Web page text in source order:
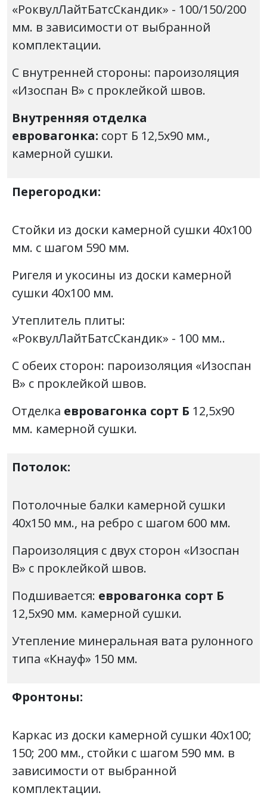
«РоквулЛайтБатсСкандик» - 100/150/200
мм. в зависимости от выбранной
комплектации.
С внутренней стороны: пароизоляция
«Изоспан В» с проклейкой швов.
Внутренняя отделка
евровагонка: сорт Б 12,5х90 мм.,
камерной сушки.
Перегородки:
Стойки из доски камерной сушки 40х100
мм. с шагом 590 мм.
Ригеля и укосины из доски камерной
сушки 40х100 мм.
Утеплитель плиты:
«РоквулЛайтБатсСкандик» - 100 мм..
С обеих сторон: пароизоляция «Изоспан
В» с проклейкой швов.
Отделка евровагонка сорт Б 12,5х90
мм. камерной сушки.
Потолок:
Потолочные балки камерной сушки
40х150 мм., на ребро с шагом 600 мм.
Пароизоляция с двух сторон «Изоспан
В» с проклейкой швов.
Подшивается: евровагонка сорт Б
12,5х90 мм. камерной сушки.
Утепление минеральная вата рулонного
типа «Кнауф» 150 мм.
Фронтоны:
Каркас из доски камерной сушки 40х100;
150; 200 мм., стойки с шагом 590 мм. в
зависимости от выбранной
комплектации.